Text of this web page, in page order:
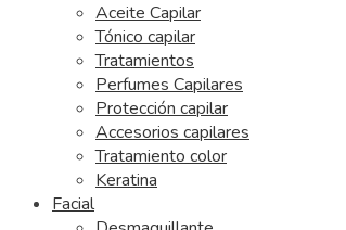
Aceite Capilar
Tónico capilar
Tratamientos
Perfumes Capilares
Protección capilar
Accesorios capilares
Tratamiento color
Keratina
Facial